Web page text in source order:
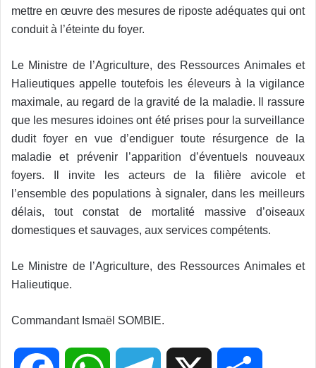
mettre en œuvre des mesures de riposte adéquates qui ont
conduit à l’éteinte du foyer.
Le Ministre de l’Agriculture, des Ressources Animales et
Halieutiques appelle toutefois les éleveurs à la vigilance
maximale, au regard de la gravité de la maladie. Il rassure
que les mesures idoines ont été prises pour la surveillance
dudit foyer en vue d’endiguer toute résurgence de la
maladie et prévenir l’apparition d’éventuels nouveaux
foyers. Il invite les acteurs de la filière avicole et
l’ensemble des populations à signaler, dans les meilleurs
délais, tout constat de mortalité massive d’oiseaux
domestiques et sauvages, aux services compétents.
Le Ministre de l’Agriculture, des Ressources Animales et
Halieutique.
Commandant Ismaël SOMBIE.